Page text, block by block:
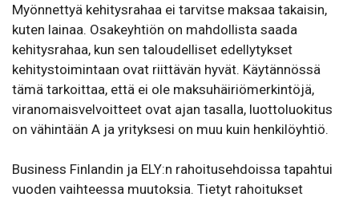
Myönnettyä kehitysrahaa ei tarvitse maksaa takaisin,
kuten lainaa. Osakeyhtiön on mahdollista saada
kehitysrahaa, kun sen taloudelliset edellytykset
kehitystoimintaan ovat riittävän hyvät. Käytännössä
tämä tarkoittaa, että ei ole maksuhäiriömerkintöjä,
viranomaisvelvoitteet ovat ajan tasalla, luottoluokitus
on vähintään A ja yrityksesi on muu kuin henkilöyhtiö.
Business Finlandin ja ELY:n rahoitusehdoissa tapahtui
vuoden vaihteessa muutoksia. Tietyt rahoitukset